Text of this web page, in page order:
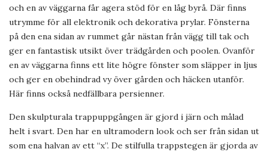
och en av väggarna får agera stöd för en låg byrå. Där finns
utrymme för all elektronik och dekorativa prylar. Fönsterna
på den ena sidan av rummet går nästan från vägg till tak och
ger en fantastisk utsikt över trädgården och poolen. Ovanför
en av väggarna finns ett lite högre fönster som släpper in ljus
och ger en obehindrad vy över gården och häcken utanför.
Här finns också nedfällbara persienner.
Den skulpturala trappuppgången är gjord i järn och målad
helt i svart. Den har en ultramodern look och ser från sidan ut
som ena halvan av ett “x”. De stilfulla trappstegen är gjorda av